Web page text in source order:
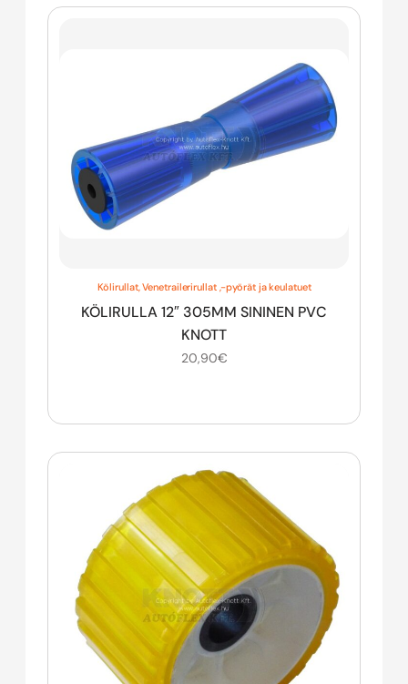
Kölirullat,Venetrailerirullat ,-pyörät ja keulatuet
KÖLIRULLA 12″ 305MM SININEN PVC
KNOTT
20,90€